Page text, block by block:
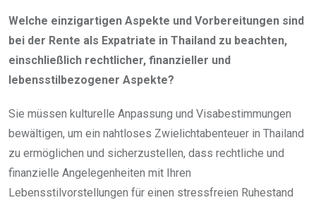
Welche einzigartigen Aspekte und Vorbereitungen sind
bei der Rente als Expatriate in Thailand zu beachten,
einschließlich rechtlicher, finanzieller und
lebensstilbezogener Aspekte?
Sie müssen kulturelle Anpassung und Visabestimmungen
bewältigen, um ein nahtloses Zwielichtabenteuer in Thailand
zu ermöglichen und sicherzustellen, dass rechtliche und
finanzielle Angelegenheiten mit Ihren
Lebensstilvorstellungen für einen stressfreien Ruhestand